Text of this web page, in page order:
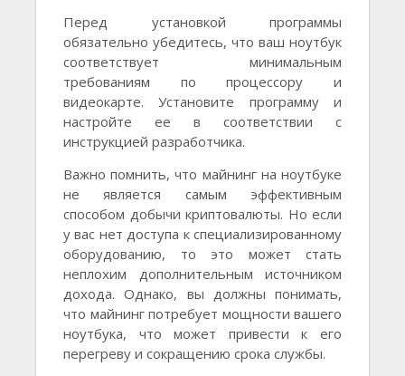
Перед установкой программы
обязательно убедитесь, что ваш ноутбук
соответствует минимальным
требованиям по процессору и
видеокарте. Установите программу и
настройте ее в соответствии с
инструкцией разработчика.
Важно помнить, что майнинг на ноутбуке
не является самым эффективным
способом добычи криптовалюты. Но если
у вас нет доступа к специализированному
оборудованию, то это может стать
неплохим дополнительным источником
дохода. Однако, вы должны понимать,
что майнинг потребует мощности вашего
ноутбука, что может привести к его
перегреву и сокращению срока службы.